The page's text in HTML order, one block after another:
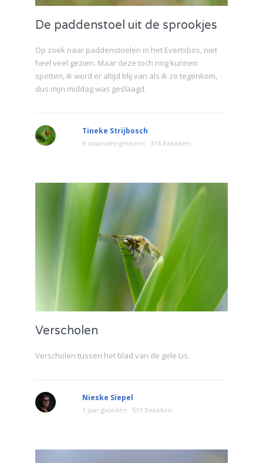
De paddenstoel uit de sprookjes
Op zoek naar paddenstoelen in het Evertsbos, niet
heel veel gezien. Maar deze toch nog kunnen
spotten, ik word er altijd blij van als ik ze tegenkom,
dus mijn middag was geslaagd.
Tineke Strijbosch
9 maanden geleden 314 Bekeken
Verscholen
Verscholen tussen het blad van de gele Lis.
Nieske Siepel
1 jaar geleden 531 Bekeken